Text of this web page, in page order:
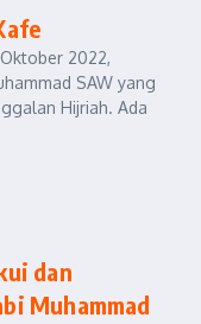
2022,
SAW yang
Hijriah. Ada
dan
Muhammad